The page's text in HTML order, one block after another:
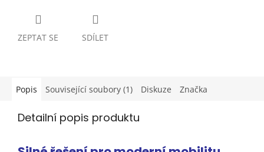
ZEPTAT SE SDÍLET
Popis Související soubory (1) Diskuze Značka
Detailní popis produktu